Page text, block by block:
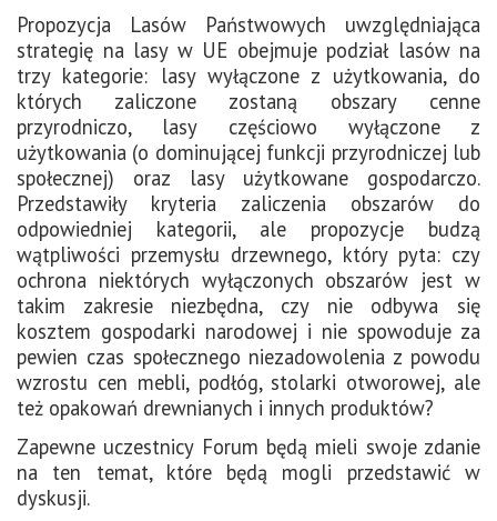
Propozycja Lasów Państwowych uwzględniająca
strategię na lasy w UE obejmuje podział lasów na
trzy kategorie: lasy wyłączone z użytkowania, do
których zaliczone zostaną obszary cenne
przyrodniczo, lasy częściowo wyłączone z
użytkowania (o dominującej funkcji przyrodniczej lub
społecznej) oraz lasy użytkowane gospodarczo.
Przedstawiły kryteria zaliczenia obszarów do
odpowiedniej kategorii, ale propozycje budzą
wątpliwości przemysłu drzewnego, który pyta: czy
ochrona niektórych wyłączonych obszarów jest w
takim zakresie niezbędna, czy nie odbywa się
kosztem gospodarki narodowej i nie spowoduje za
pewien czas społecznego niezadowolenia z powodu
wzrostu cen mebli, podłóg, stolarki otworowej, ale
też opakowań drewnianych i innych produktów?
Zapewne uczestnicy Forum będą mieli swoje zdanie
na ten temat, które będą mogli przedstawić w
dyskusji.